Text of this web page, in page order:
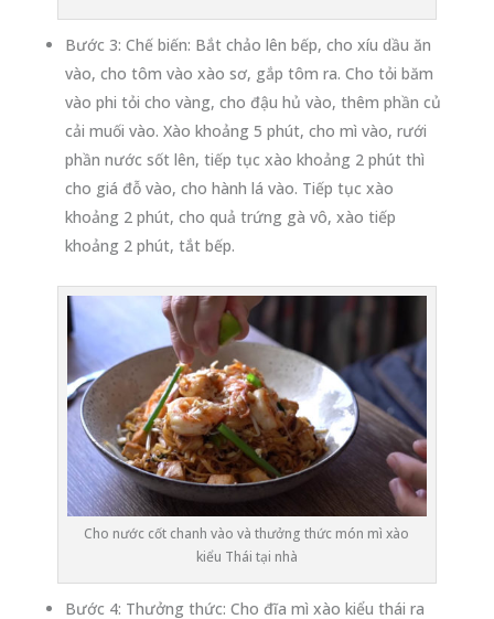
Bước 3: Chế biến: Bắt chảo lên bếp, cho xíu dầu ăn
vào, cho tôm vào xào sơ, gắp tôm ra. Cho tỏi băm
vào phi tỏi cho vàng, cho đậu hủ vào, thêm phần củ
cải muối vào. Xào khoảng 5 phút, cho mì vào, rưới
phần nước sốt lên, tiếp tục xào khoảng 2 phút thì
cho giá đỗ vào, cho hành lá vào. Tiếp tục xào
khoảng 2 phút, cho quả trứng gà vô, xào tiếp
khoảng 2 phút, tắt bếp.
Cho nước cốt chanh vào và thưởng thức món mì xào
kiểu Thái tại nhà
Bước 4: Thưởng thức: Cho đĩa mì xào kiểu thái ra